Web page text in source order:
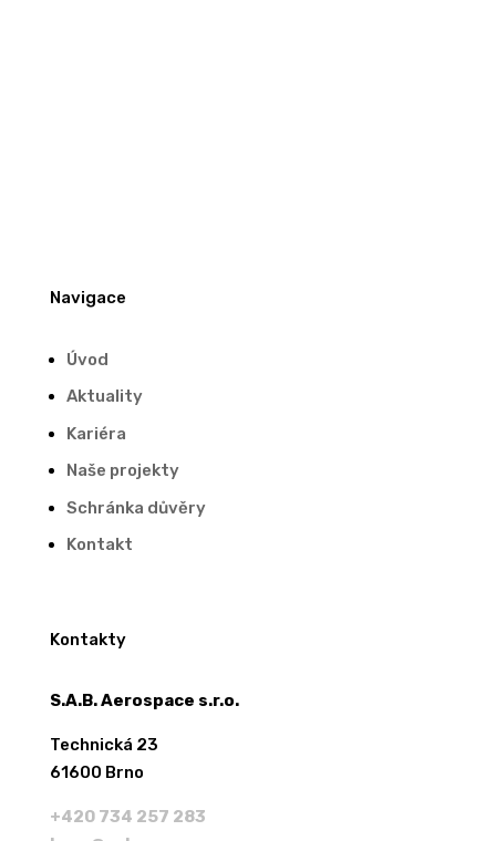
Navigace
Úvod
Aktuality
Kariéra
Naše projekty
Schránka důvěry
Kontakt
Kontakty
S.A.B. Aerospace s.r.o.
Technická 23
61600 Brno
+420 734 257 283